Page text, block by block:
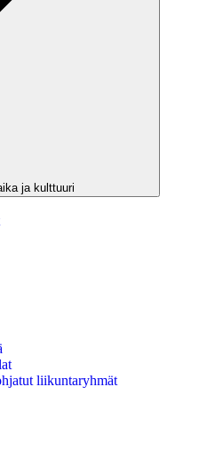
ja kulttuuri
liikuntaryhmät